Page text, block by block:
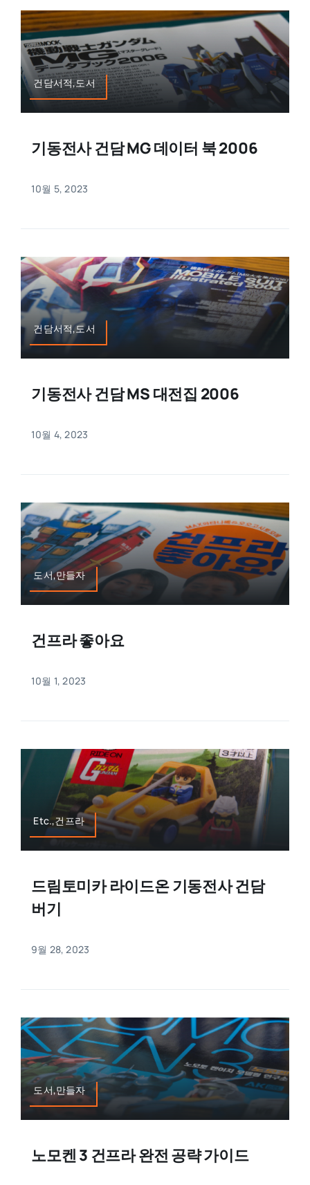
건담서적,도서
기동전사 건담 MG 데이터 북 2006
10월 5, 2023
건담서적,도서
기동전사 건담 MS 대전집 2006
10월 4, 2023
도서,만들자
건프라 좋아요
10월 1, 2023
Etc.,건프라
드림토미카 라이드온 기동전사 건담
버기
9월 28, 2023
도서,만들자
노모켄 3 건프라 완전 공략 가이드